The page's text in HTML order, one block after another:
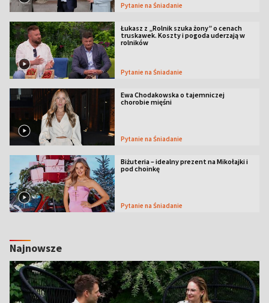
Pytanie na Śniadanie
Łukasz z „Rolnik szuka żony” o cenach
truskawek. Koszty i pogoda uderzają w
rolników
Pytanie na Śniadanie
Ewa Chodakowska o tajemniczej
chorobie mięśni
Pytanie na Śniadanie
Biżuteria – idealny prezent na Mikołajki i
pod choinkę
Pytanie na Śniadanie
Najnowsze